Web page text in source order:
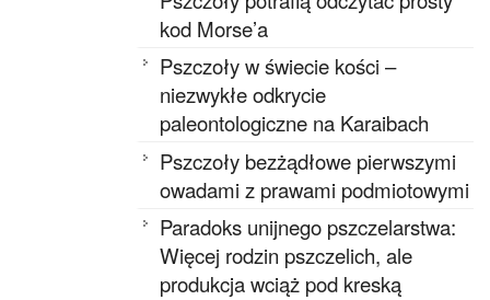
kod Morse’a
Pszczoły w świecie kości –
niezwykłe odkrycie
paleontologiczne na Karaibach
Pszczoły bezżądłowe pierwszymi
owadami z prawami podmiotowymi
Paradoks unijnego pszczelarstwa:
Więcej rodzin pszczelich, ale
produkcja wciąż pod kreską